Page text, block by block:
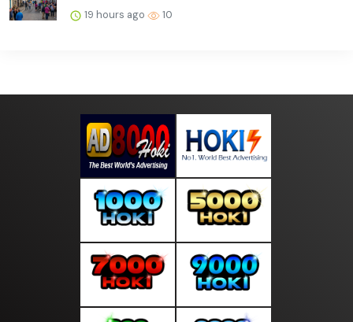
19 hours ago 10